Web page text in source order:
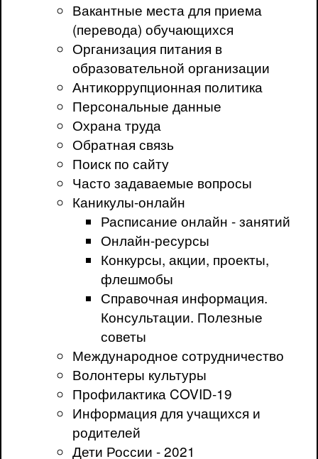
Вакантные места для приема
(перевода) обучающихся
Организация питания в
образовательной организации
Антикоррупционная политика
Персональные данные
Охрана труда
Обратная связь
Поиск по сайту
Часто задаваемые вопросы
Каникулы-онлайн
Расписание онлайн - занятий
Онлайн-ресурсы
Конкурсы, акции, проекты,
флешмобы
Справочная информация.
Консультации. Полезные
советы
Международное сотрудничество
Волонтеры культуры
Профилактика COVID-19
Информация для учащихся и
родителей
Дети России - 2021